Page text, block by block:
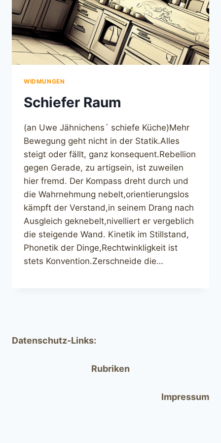
WIDMUNGEN
Schiefer Raum
(an Uwe Jähnichens´ schiefe Küche)Mehr
Bewegung geht nicht in der Statik.Alles
steigt oder fällt, ganz konsequent.Rebellion
gegen Gerade, zu artigsein, ist zuweilen
hier fremd. Der Kompass dreht durch und
die Wahrnehmung nebelt,orientierungslos
kämpft der Verstand,in seinem Drang nach
Ausgleich geknebelt,nivelliert er vergeblich
die steigende Wand. Kinetik im Stillstand,
Phonetik der Dinge,Rechtwinkligkeit ist
stets Konvention.Zerschneide die…
Datenschutz-Links:
Rubriken
Impressum